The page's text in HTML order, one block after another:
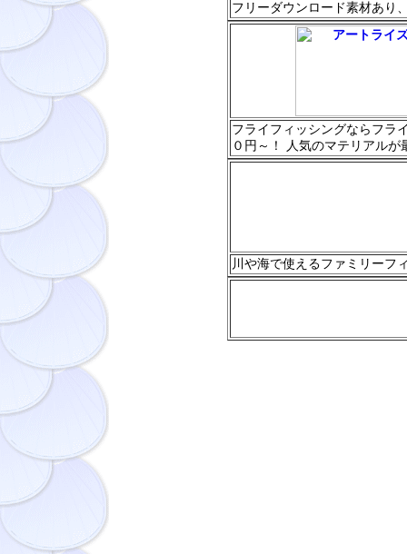
フリーダウンロード素材あり
フライフィッシングならフラ
０円～！ 人気のマテリアルが
川や海で使えるファミリーフ